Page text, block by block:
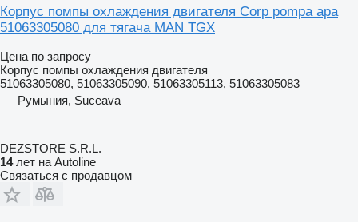
Корпус помпы охлаждения двигателя Corp pompa apa
51063305080 для тягача MAN TGX
Цена по запросу
Корпус помпы охлаждения двигателя
51063305080, 51063305090, 51063305113, 51063305083
Румыния, Suceava
DEZSTORE S.R.L.
14лет на Autoline
Связаться с продавцом